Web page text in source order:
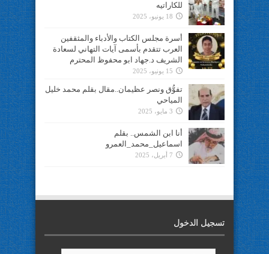
للكاراتيه
18 يونيو، 2025
أسرة مجلس الكتاب والأدباء والمثقفين
العرب تتقدم بأسمى آيات التهاني لسعادة
الشريف د.جهاد ابو محفوظ المحترم
15 يونيو، 2025
تفوُّق ونصر عظيمان..مقال بقلم محمد خليل
المياحي
3 مايو، 2025
أنا ابن الشمس.. بقلم
اسماعيل_محمد_العمرو
7 أبريل، 2025
تسجيل الدخول